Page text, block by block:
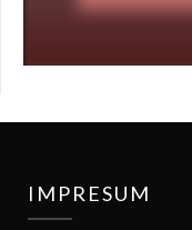
IMPRESUM